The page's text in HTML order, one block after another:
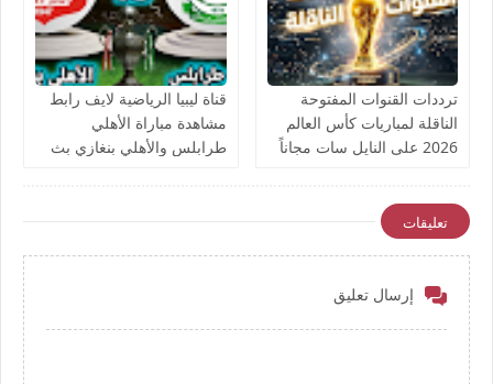
ترددات القنوات المفتوحة
الناقلة لمباريات كأس العالم
2026 على النايل سات مجاناً
قناة ليبيا الرياضية لايف رابط
مشاهدة مباراة الأهلي
طرابلس والأهلي بنغازي بث
تعليقات
إرسال تعليق